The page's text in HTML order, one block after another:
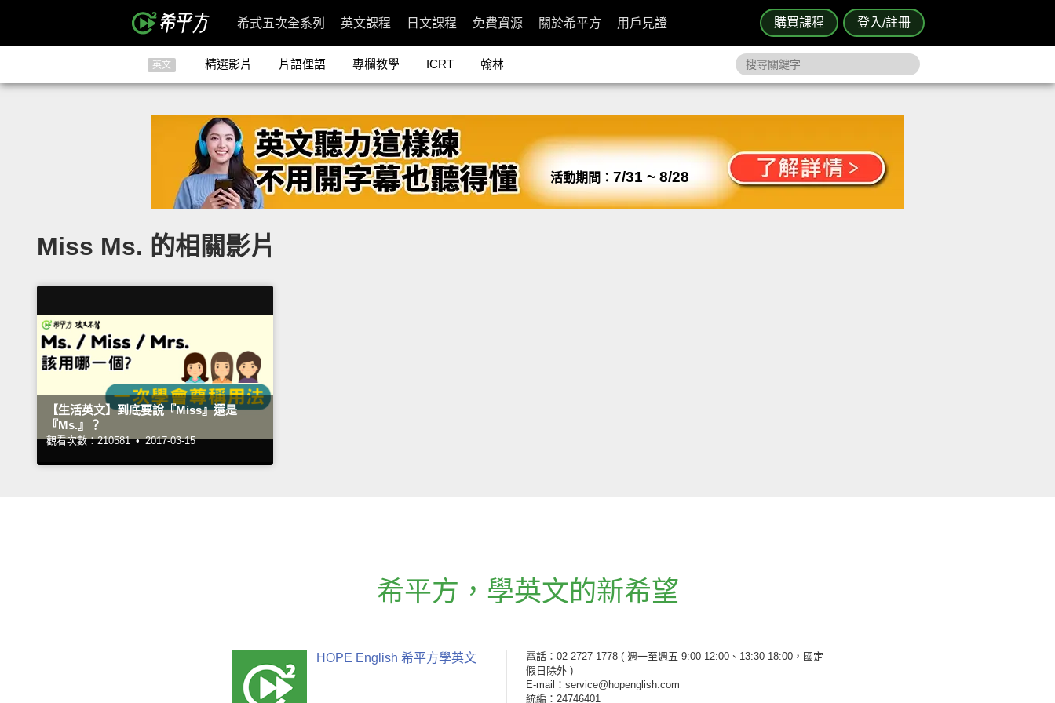
購買課程 登入/註冊
希式五次全系列 英文課程 日文課程 免費資源 關於希平方 用戶見證
英文 精選影片 片語俚語 專欄教學 ICRT 翰林
活動期間： 7/31 ~ 8/28
Miss Ms. 的相關影片
【生活英文】到底要說『Miss』還是
『Ms.』？
觀看次數：210581 • 2017-03-15
希平方 ， 學英文的新希望
HOPE English 希平方學英文 電話：02-2727-1778 ( 週一至週五 9:00-12:00、13:30-18:00，國定
假日除外 )
E-mail：service@hopenglish.com
統編：24746401